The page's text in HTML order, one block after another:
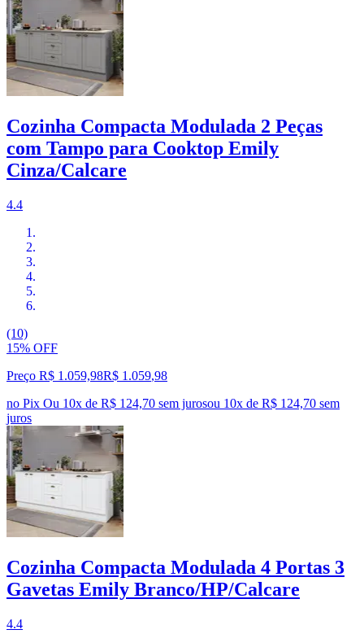
Cozinha Compacta Modulada 2 Peças
com Tampo para Cooktop Emily
Cinza/Calcare
4.4
(10)
15% OFF
Preço R$ 1.059,98R$ 1.059,98
no Pix Ou 10x de R$ 124,70 sem jurosou 10x de R$ 124,70 sem
juros
Cozinha Compacta Modulada 4 Portas 3
Gavetas Emily Branco/HP/Calcare
4.4